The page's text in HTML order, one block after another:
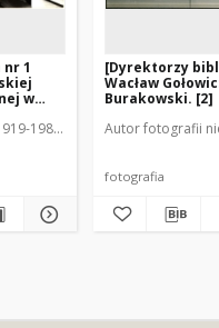
1
w
1983). Fot.
[Dyrektorzy
Wacław
Burakowski. [2]
Autor fotografii
fotografia